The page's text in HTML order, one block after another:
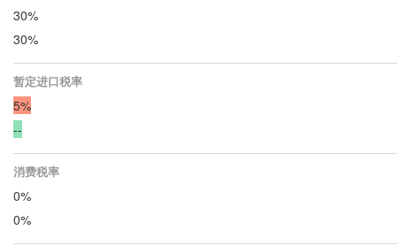
30%
30%
暂定进口税率
5%
--
消费税率
0%
0%